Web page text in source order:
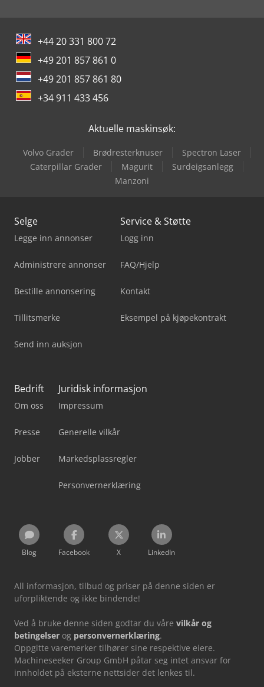
+44 20 331 800 72
+49 201 857 861 0
+49 201 857 861 80
+34 911 433 456
Aktuelle maskinsøk:
Volvo Grader Brødresterknuser
Spectron Laser
Caterpillar Grader
Magurit
Surdeigsanlegg
Manzoni
Selge
Legge inn annonser
Administrere annonser
Bestille annonsering
Tillitsmerke
Send inn auksjon
Service & Støtte
Logg inn
FAQ/Hjelp
Kontakt
Eksempel på kjøpekontrakt
Bedrift
Om oss
Presse
Jobber
Juridisk informasjon
Impressum
Generelle vilkår
Markedsplassregler
Personvernerklæring
Blog Facebook X LinkedIn
All informasjon, tilbud og priser på denne siden er
uforpliktende og ikke bindende!
Ved å bruke denne siden godtar du våre vilkår og
betingelser og personvernerklæring.
Oppgitte varemerker tilhører sine respektive eiere.
Machineseeker Group GmbH påtar seg intet ansvar for
innholdet på eksterne nettsider det lenkes til.